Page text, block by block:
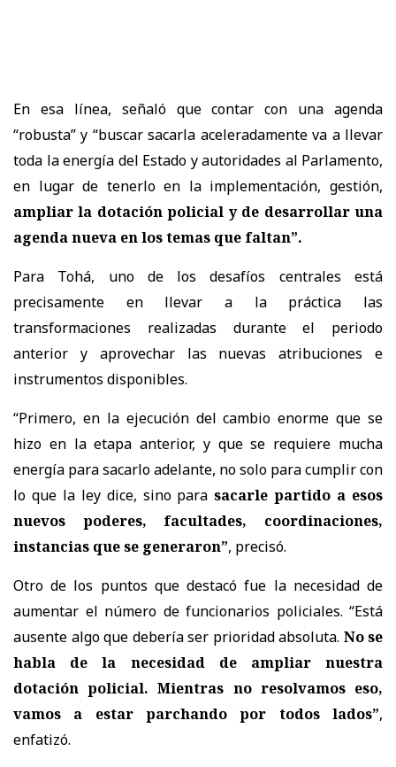
En esa línea, señaló que contar con una agenda
“robusta” y “buscar sacarla aceleradamente va a llevar
toda la energía del Estado y autoridades al Parlamento,
en lugar de tenerlo en la implementación, gestión,
ampliar la dotación policial y de desarrollar una
agenda nueva en los temas que faltan”.
Para Tohá, uno de los desafíos centrales está
precisamente en llevar a la práctica las
transformaciones realizadas durante el periodo
anterior y aprovechar las nuevas atribuciones e
instrumentos disponibles.
“Primero, en la ejecución del cambio enorme que se
hizo en la etapa anterior, y que se requiere mucha
energía para sacarlo adelante, no solo para cumplir con
lo que la ley dice, sino para sacarle partido a esos
nuevos poderes, facultades, coordinaciones,
instancias que se generaron”, precisó.
Otro de los puntos que destacó fue la necesidad de
aumentar el número de funcionarios policiales. “Está
ausente algo que debería ser prioridad absoluta. No se
habla de la necesidad de ampliar nuestra
dotación policial. Mientras no resolvamos eso,
vamos a estar parchando por todos lados”,
enfatizó.